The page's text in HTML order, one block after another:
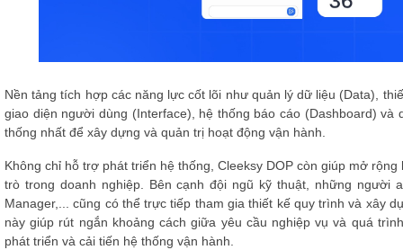
Nền tảng tích hợp các năng lực cốt lõi như quản lý dữ liệu (Data),
giao diện người dùng (Interface), hệ thống báo cáo (Dashboard)
thống nhất để xây dựng và quản trị hoạt động vận hành.
Không chỉ hỗ trợ phát triển hệ thống, Cleeksy DOP còn giúp mở
trò trong doanh nghiệp. Bên cạnh đội ngũ kỹ thuật, những người
Manager,... cũng có thể trực tiếp tham gia thiết kế quy trình và xây
này giúp rút ngắn khoảng cách giữa yêu cầu nghiệp vụ và quá
phát triển và cải tiến hệ thống vận hành.